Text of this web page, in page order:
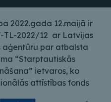
2022.gada 12.maijā ir
TL-2022/12 ar Latvijas
aģentūru par atbalsta
“Starptautiskās
ietvaros, ko
attīstības fonds